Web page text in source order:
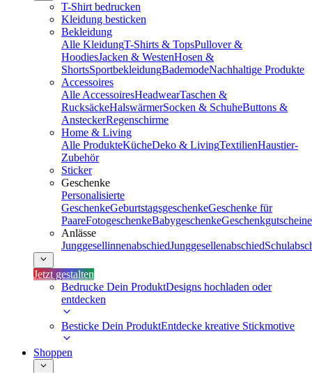
T-Shirt bedrucken
Kleidung besticken
Bekleidung
Alle KleidungT-Shirts & TopsPullover &
HoodiesJacken & WestenHosen &
ShortsSportbekleidungBademodeNachhaltige Produkte
Accessoires
Alle AccessoiresHeadwearTaschen &
RucksäckeHalswärmerSocken & SchuheButtons &
AnsteckerRegenschirme
Home & Living
Alle ProdukteKücheDeko & LivingTextilienHaustier-
Zubehör
Sticker
Geschenke
Personalisierte
GeschenkeGeburtstagsgeschenkeGeschenke für
PaareFotogeschenkeBabygeschenkeGeschenkgutscheine
Anlässe
JunggesellinnenabschiedJunggesellenabschied
Jetzt gestalten
Bedrucke Dein ProduktDesigns hochladen oder
entdecken
Besticke Dein ProduktEntdecke kreative Stickmotive
Shoppen